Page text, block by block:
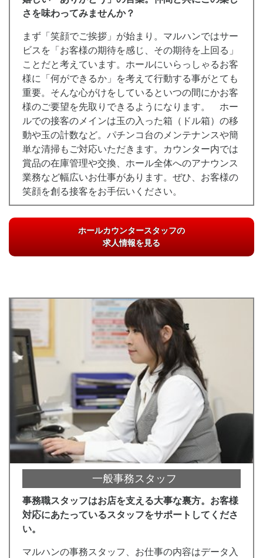
さを味わってみませんか？
まず「笑顔でご挨拶」が始まり。マルハンではサー
ビスを「お客様の期待を感じ、その期待を上回る」
ことだと考えています。ホールにいらっしゃるお客
様に「何ができるか」を考えて行動する事がとても
重要。そんな心がけをしているといつの間にかお客
様のご要望を先取りできるようになります。 ホー
ルでの接客のメインは玉の入った箱（ドル箱）の移
動や玉の計数など。パチンコ台のメンテナンスや簡
単な清掃もご対応いただきます。カウンター内では
賞品の在庫管理や交換、ホール全体へのアナウンス
業務など幅広いお仕事があります。ぜひ、お客様の
笑顔を創る接客をお手伝いください。
ホールカウンタースタッフの
求人情報を見る
一般事務スタッフ
事務職スタッフはお店を支える大事な裏方。お客様
対応にあたっているスタッフをサポートしてくださ
い。
マルハンの事務スタッフ、お仕事の内容はデータ入